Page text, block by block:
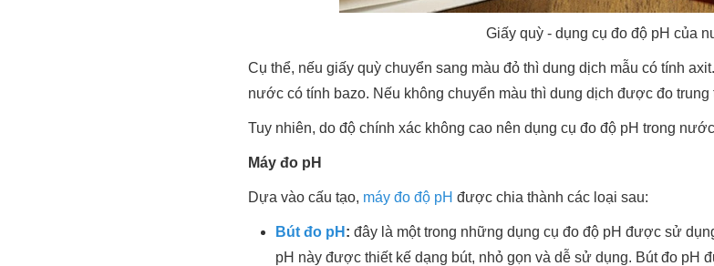
Giấy quỳ - dụng cụ đo độ pH của
Cụ thể, nếu giấy quỳ chuyển sang màu đỏ thì dung dịch mẫu có tính
nước có tính bazo. Nếu không chuyển màu thì dung dịch được đo trung
Tuy nhiên, do độ chính xác không cao nên dụng cụ đo độ pH trong
Máy đo pH
Dựa vào cấu tạo, máy đo độ pH được chia thành các loại sau:
Bút đo pH : đây là một trong những dụng cụ đo độ pH được sử
pH này được thiết kế dạng bút, nhỏ gọn và dễ sử dụng. Bút đo pH